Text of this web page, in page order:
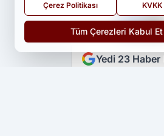
PAYLAŞ
Yedi 23 Haber
Çerez Politikası
Tüm Çerezleri Kabul Et